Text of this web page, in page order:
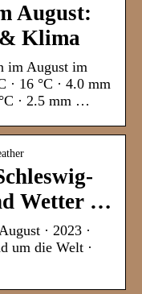
August:
Klima
im August im
· 16 °C · 4.0 mm
· 2.5 mm …
Wetter …
· 2023 ·
um die Welt ·